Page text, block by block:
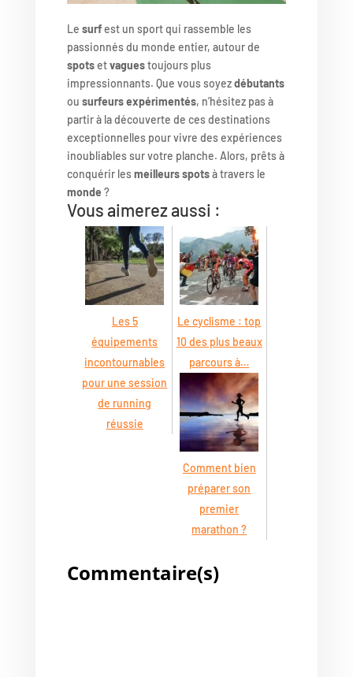
Le surfest un sport qui rassemble les
passionnés du monde entier, autour de
spotsetvaguestoujours plus
impressionnants. Que vous soyezdébutants
ou surfeurs expérimentés, n’hésitez pas à
partir à la découverte de ces destinations
exceptionnelles pour vivre des expériences
inoubliables sur votre planche. Alors, prêts à
conquérir lesmeilleurs spotsà travers le
monde ?
Vous aimerez aussi :
Les 5
équipements
incontournables
pour une session
de running
réussie
Le cyclisme : top
10 des plus beaux
parcours à…
Comment bien
préparer son
premier
marathon ?
Commentaire(s)